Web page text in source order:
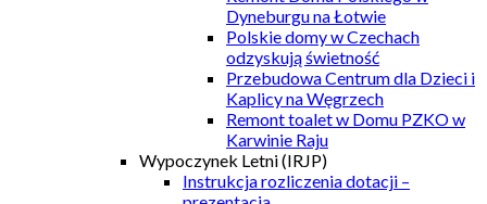
Dyneburgu na Łotwie
Polskie domy w Czechach
odzyskują świetność
Przebudowa Centrum dla Dzieci i
Kaplicy na Węgrzech
Remont toalet w Domu PZKO w
Karwinie Raju
Wypoczynek Letni (IRJP)
Instrukcja rozliczenia dotacji –